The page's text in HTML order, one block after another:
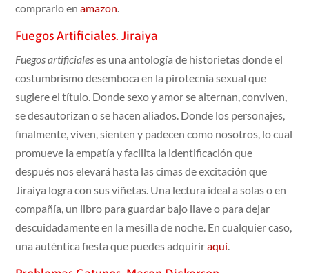
comprarlo enamazon
Fuegos Artificiales. Jiraiya
Fuegos artificialeses una antología de historietas donde el
costumbrismo desemboca en la pirotecnia sexual que
sugiere el título. Donde sexo y amor se alternan, conviven,
se desautorizan o se hacen aliados. Donde los personajes,
finalmente, viven, sienten y padecen como nosotros, lo cual
promueve la empatía y facilita la identificación que
después nos elevará hasta las cimas de excitación que
Jiraiya logra con sus viñetas. Una lectura ideal a solas o en
compañía, un libro para guardar bajo llave o para dejar
descuidadamente en la mesilla de noche. En cualquier caso,
una auténtica fiesta que puedes adquiriraquí